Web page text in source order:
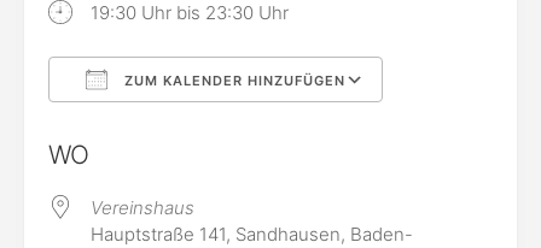
19:30 Uhr bis 23:30 Uhr
ZUM KALENDER HINZUFÜGEN
WO
Vereinshaus
Hauptstraße 141, Sandhausen, Baden-